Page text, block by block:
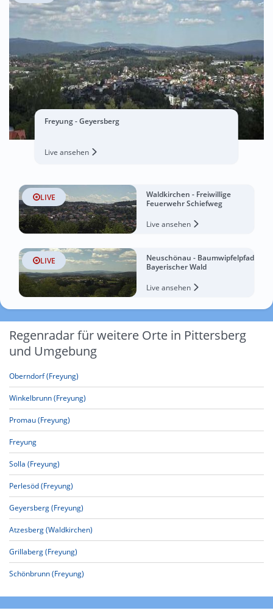
Freyung - Geyersberg
Live ansehen
LIVE
Waldkirchen - Freiwillige
Feuerwehr Schiefweg
Live ansehen
LIVE
Neuschönau - Baumwipfelpfad
Bayerischer Wald
Live ansehen
Regenradar für weitere Orte in Pittersberg
und Umgebung
Oberndorf (Freyung)
Winkelbrunn (Freyung)
Promau (Freyung)
Freyung
Solla (Freyung)
Perlesöd (Freyung)
Geyersberg (Freyung)
Atzesberg (Waldkirchen)
Grillaberg (Freyung)
Schönbrunn (Freyung)